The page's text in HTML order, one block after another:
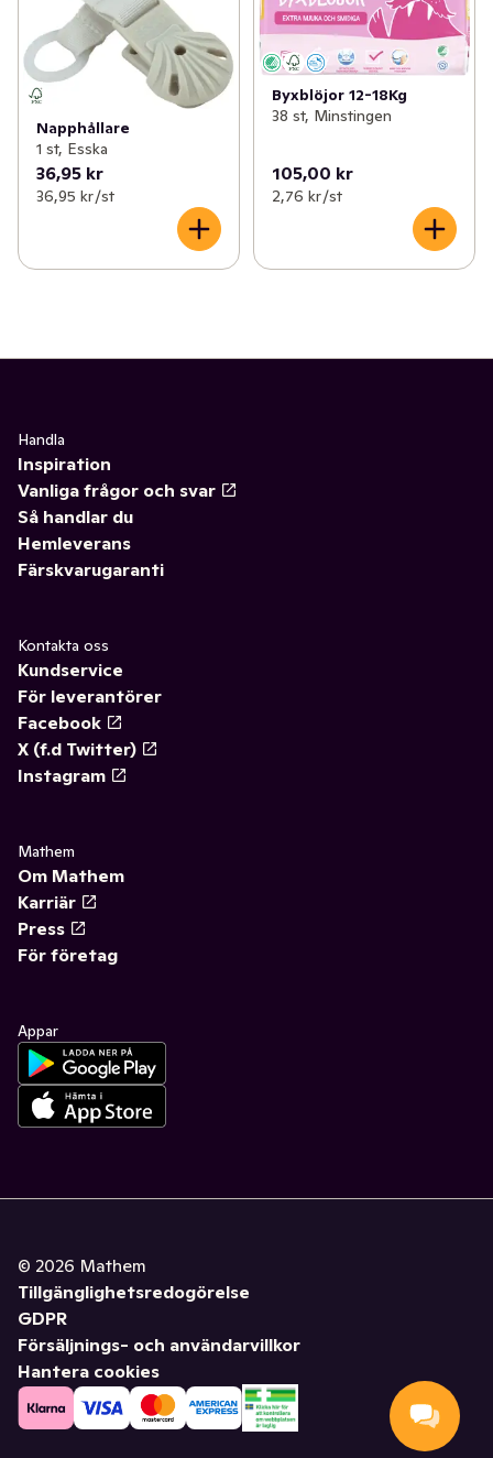
Napphållare
1 st, Esska
36,95 kr
36,95 kr /st
Byxblöjor 12-18Kg
38 st, Minstingen
105,00 kr
2,76 kr /st
Handla
Inspiration
Vanliga frågor och svar
Så handlar du
Hemleverans
Färskvarugaranti
Kontakta oss
Kundservice
För leverantörer
Facebook
X (f.d Twitter)
Instagram
Mathem
Om Mathem
Karriär
Press
För företag
Appar
© 2026 Mathem
Tillgänglighetsredogörelse
GDPR
Försäljnings- och användarvillkor
Hantera cookies